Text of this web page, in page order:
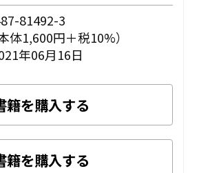
81492-3
体1,600円＋税10%）
年06月16日
籍を購入する
籍を購入する